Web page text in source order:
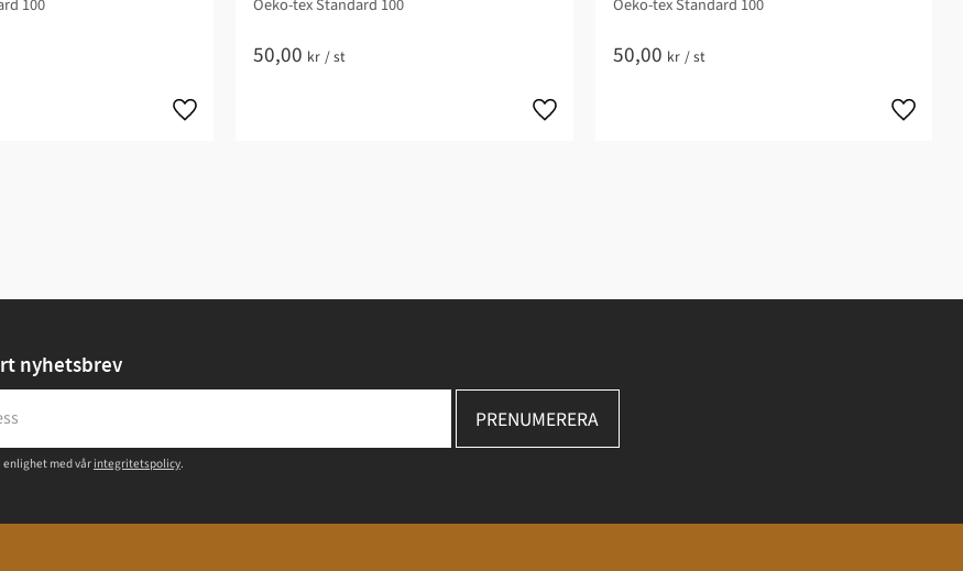
100
Oeko-tex Standard 100
50,00 kr /st
Oeko-tex Standard 100
50,00 kr /st
nyhetsbrev
PRENUMERERA
med vårintegritetspolicy.